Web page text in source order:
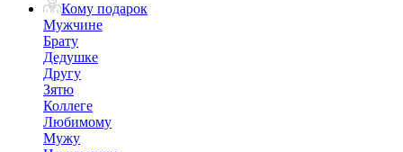
Кому подарок
Мужчине
Брату
Дедушке
Другу
Зятю
Коллеге
Любимому
Мужу